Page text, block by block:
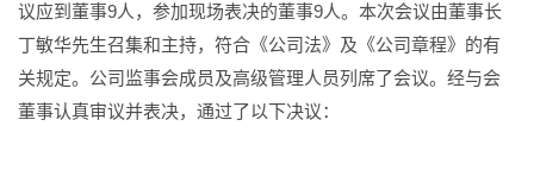
议应到董事9人，参加现场表决的董事9人。本次会议由董事长
丁敏华先生召集和主持，符合《公司法》及《公司章程》的有
关规定。公司监事会成员及高级管理人员列席了会议。经与会
董事认真审议并表决，通过了以下决议：